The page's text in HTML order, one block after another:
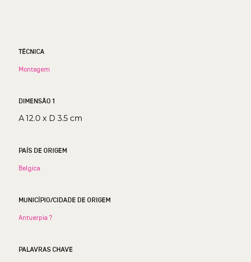
TÉCNICA
Montagem
DIMENSÃO 1
A 12.0 x D 3.5 cm
PAÍS DE ORIGEM
Belgica
MUNICÍPIO/CIDADE DE ORIGEM
Antuerpia ?
PALAVRAS CHAVE